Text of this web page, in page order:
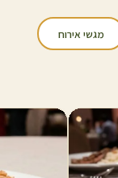
מגשי אירוח